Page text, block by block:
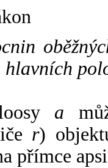
a
r)
přímce